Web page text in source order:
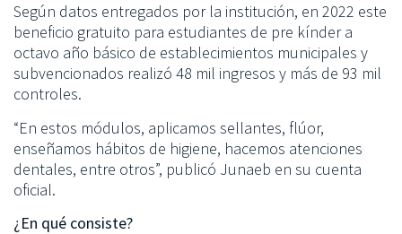
Según datos entregados por la institución, en 2022 este
beneficio gratuito para estudiantes de pre kínder a
octavo año básico de establecimientos municipales y
subvencionados realizó 48 mil ingresos y más de 93 mil
controles.
“En estos módulos, aplicamos sellantes, flúor,
enseñamos hábitos de higiene, hacemos atenciones
dentales, entre otros”, publicó Junaeb en su cuenta
oficial.
¿En qué consiste?